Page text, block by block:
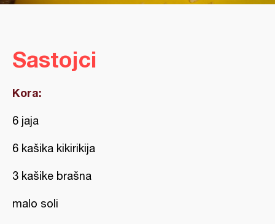
Sastojci
Kora:
6 jaja
6 kašika kikirikija
3 kašike brašna
malo soli